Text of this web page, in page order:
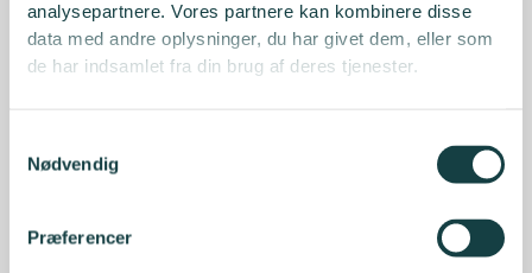
analysepartnere. Vores partnere kan kombinere disse
data med andre oplysninger, du har givet dem, eller som
de har indsamlet fra din brug af deres tjenester.
Nødvendig
Præferencer